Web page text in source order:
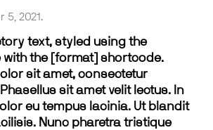
5, 2021.
text, styled using the
with the [format] shortcode.
sit amet, consectetur
sit amet velit lectus. In
eu tempus lacinia. Ut blandit
Nunc pharetra tristique